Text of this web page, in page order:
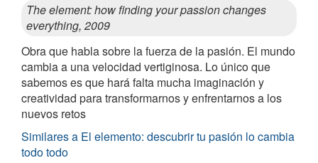
The element: how finding your passion changes
everything, 2009
Obra que habla sobre la fuerza de la pasión. El mundo
cambia a una velocidad vertiginosa. Lo único que
sabemos es que hará falta mucha imaginación y
creatividad para transformarnos y enfrentarnos a los
nuevos retos
Similares a El elemento: descubrir tu pasión lo cambia
todo todo